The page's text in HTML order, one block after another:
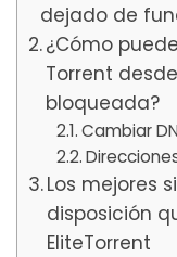
dejado de
¿Cómo
Torrent
bloqueada?
Cambiar
Los mejores
disposición
EliteTorrent